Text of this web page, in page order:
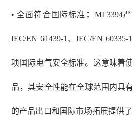
• 全面符合国际标准：MI 3394严
IEC/EN 61439-1、IEC/EN
项国际电气安全标准。这意味着
品，其安全性能在全球范围内具
的产品出口和国际市场拓展提供